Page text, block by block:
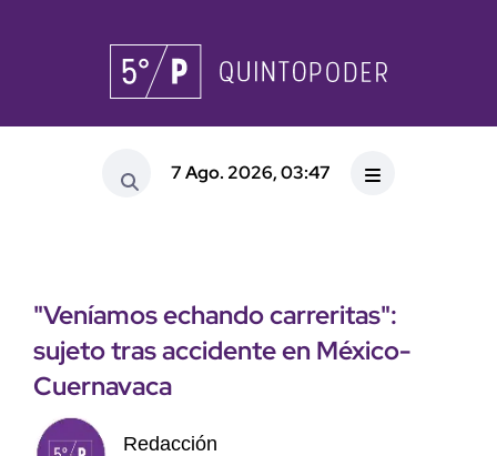
7 Ago. 2026, 03:47
"Veníamos echando carreritas":
sujeto tras accidente en México-
Cuernavaca
Redacción